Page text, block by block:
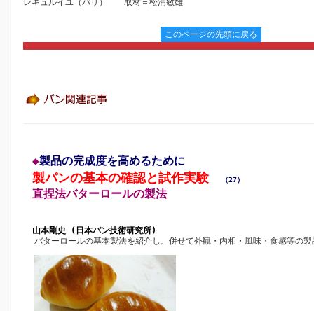
レキュルイユ（パリ） 取材＝松浦敏雄
このページの先頭に戻る
◆製品の完成度を高めるために
製パンの基本の確認と試作実験 （27）
直捏法バターロールの製法
山本剛史 (日本パン技術研究所)
バターロールの基本製法を紹介し、併せて外観・内相・風味・食感等の